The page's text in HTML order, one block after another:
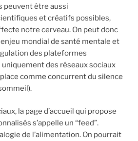
peuvent être aussi
et créatifs possibles,
notre cerveau. On peut donc
mondial de santé mentale et
des plateformes
des réseaux sociaux
comme concurrent du silence
la page d’accueil qui propose
s’appelle un “feed”.
de l’alimentation. On pourrait